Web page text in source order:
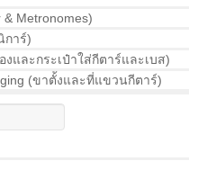
& Metronomes)
การ์)
งและกระเป๋าใส่กีตาร์และเบส)
(ขาตั้งและที่แขวนกีตาร์)